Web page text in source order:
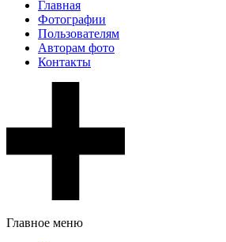
Главная
Фотографии
Пользователям
Авторам фото
Контакты
Главное меню